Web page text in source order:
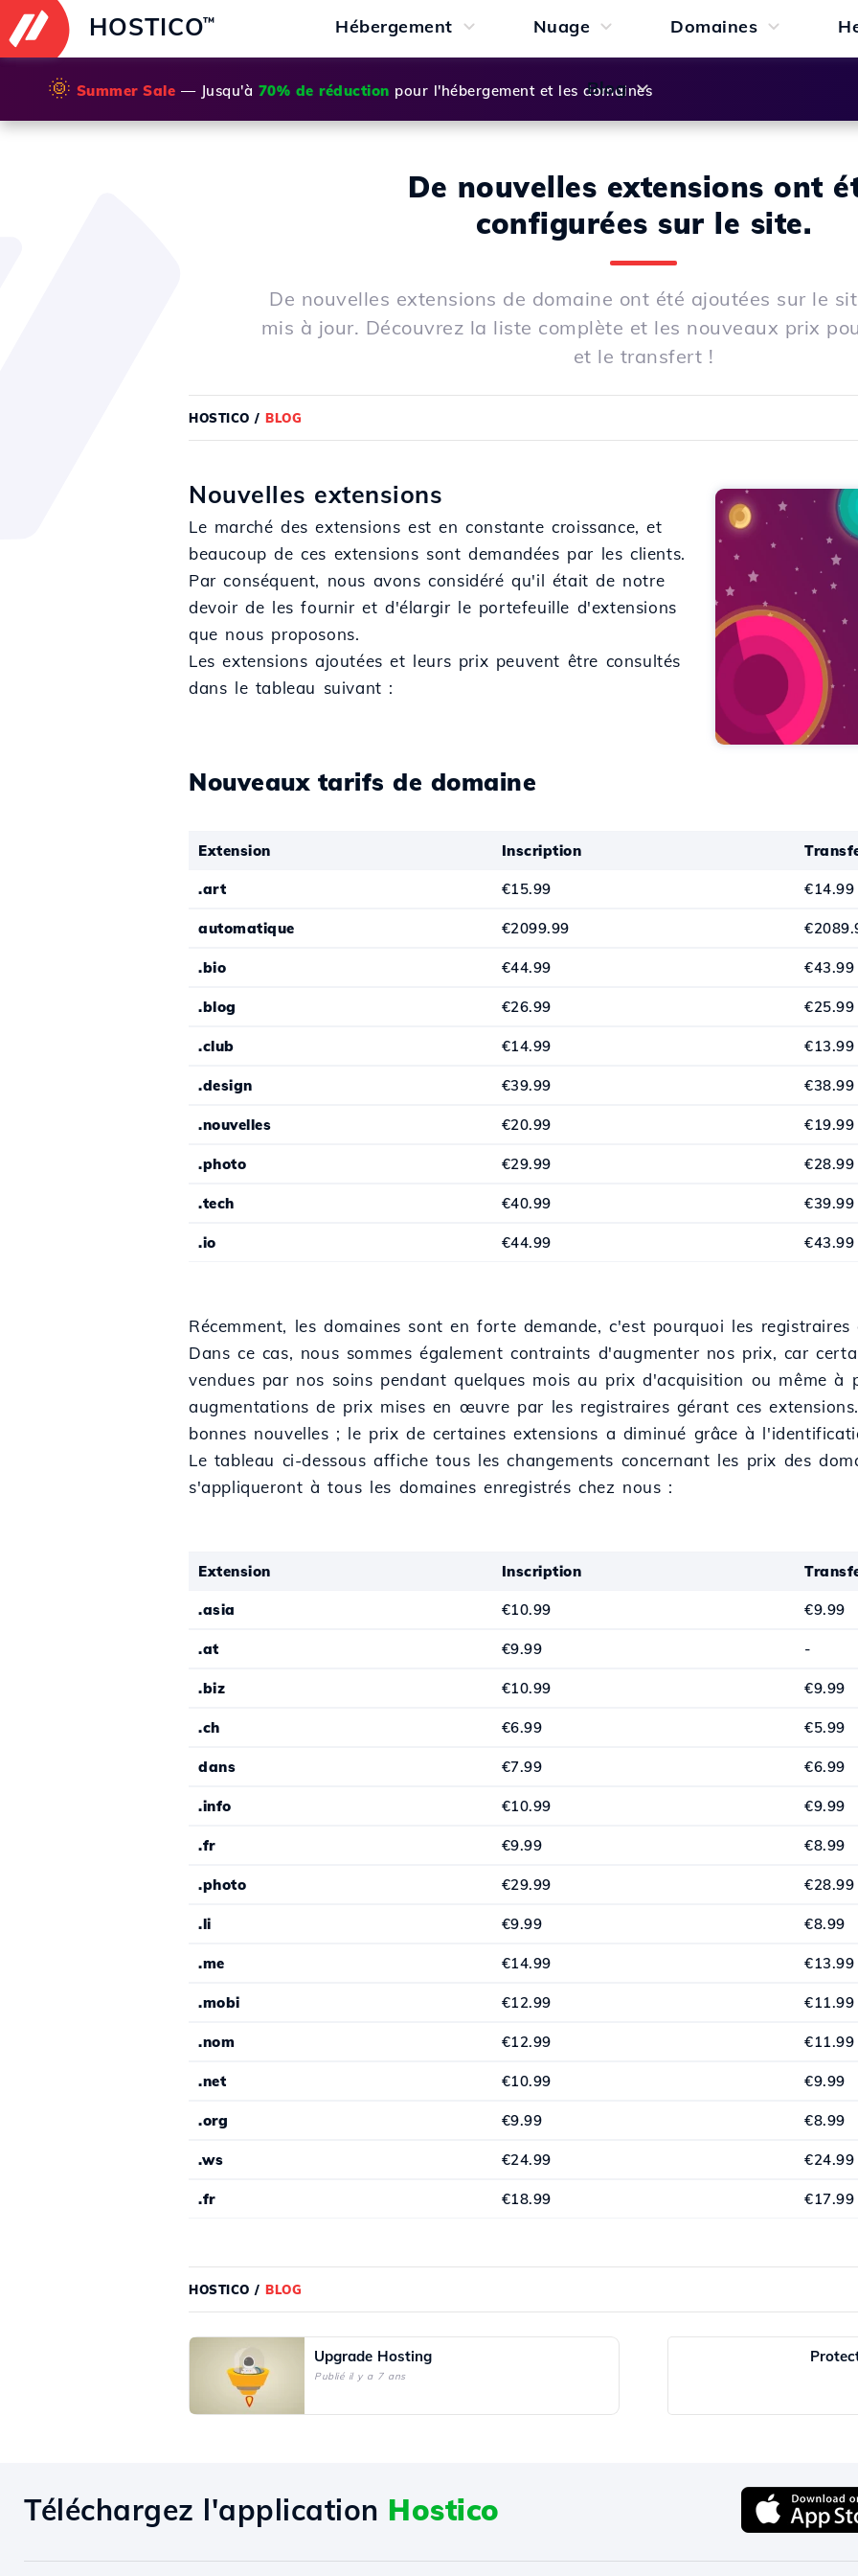
HOSTICO™ Hébergement Nuage Domaines
Blog
🌞 Summer Sale — Jusqu'à 70% de réduction pour l'hébergement et les domaines
De nouvelles extensions ont
configurées sur le site.
De nouvelles extensions de domaine ont été ajoutées sur le
mis à jour. Découvrez la liste complète et les nouveaux prix
et le transfert !
HOSTICO / BLOG
Nouvelles extensions
Le marché des extensions est en constante croissance, et
beaucoup de ces extensions sont demandées par les clients.
Par conséquent, nous avons considéré qu'il était de notre
devoir de les fournir et d'élargir le portefeuille d'extensions
que nous proposons.
Les extensions ajoutées et leurs prix peuvent être consultés
dans le tableau suivant :
Nouveaux tarifs de domaine
Extension Inscription
.art €15.99 €14.99
automatique €2099.99
.bio €44.99 €43.99
.blog €26.99 €25.99
.club €14.99 €13.99
.design €39.99 €38.99
.nouvelles €20.99 €19.99
.photo €29.99 €28.99
.tech €40.99 €39.99
.io €44.99 €43.99
Récemment, les domaines sont en forte demande, c'est pourquoi les
Dans ce cas, nous sommes également contraints d'augmenter nos prix, car
vendues par nos soins pendant quelques mois au prix d'acquisition ou même à
augmentations de prix mises en œuvre par les registraires gérant ces
bonnes nouvelles ; le prix de certaines extensions a diminué grâce à
Le tableau ci-dessous affiche tous les changements concernant les prix des
s'appliqueront à tous les domaines enregistrés chez nous :
Extension Inscription
.asia €10.99 €9.99
.at €9.99 -
.biz €10.99 €9.99
.ch €6.99 €5.99
dans €7.99 €6.99
.info €10.99 €9.99
.fr €9.99 €8.99
.photo €29.99 €28.99
.li €9.99 €8.99
.me €14.99 €13.99
.mobi €12.99 €11.99
.nom €12.99 €11.99
.net €10.99 €9.99
.org €9.99 €8.99
.ws €24.99 €24.99
.fr €18.99 €17.99
HOSTICO / BLOG
Upgrade Hosting
Publié il y a 7 ans
Téléchargez l'application Hostico